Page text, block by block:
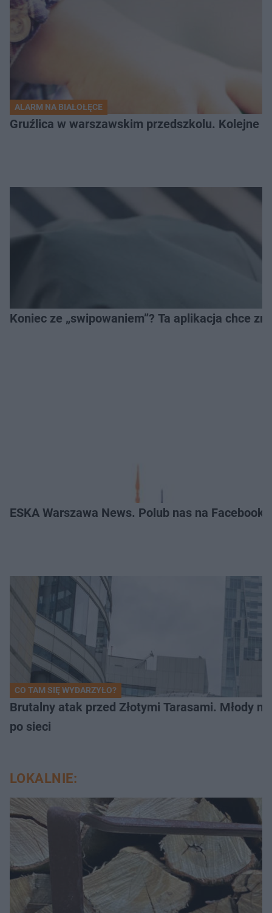
ALARM NA BIAŁOŁĘCE
Gruźlica w warszawskim przedszkolu. Kolejne
Koniec ze „swipowaniem”? Ta aplikacja chce
ESKA Warszawa News. Polub nas na
CO TAM SIĘ WYDARZYŁO?
Brutalny atak przed Złotymi Tarasami. Młody
po sieci
LOKALNIE: